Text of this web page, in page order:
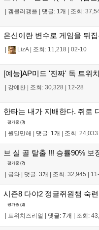
겜블러갱플 댓글: 1개 조회:
은신이란 변수로 게임을 뒤
LizA| 조회: 11,218 02-10
[예능]AP미드 '진짜' 독 트위
강예찬 조회: 30,328 12-28
한타는 내가 지배한다. 쥐로
평가중 (3)
| 원딜만해 | 댓글: 1개 | 조회: 24,033
브 실 골 탈출 !!! 승률90% 보
평가중 (2)
금와 댓글: 3개 조회: 32,945
시즌8 다야2 정글쥐원챔 숙
평가중 (3)
| 트위치즈리얼 | 댓글: 7개 | 조회: